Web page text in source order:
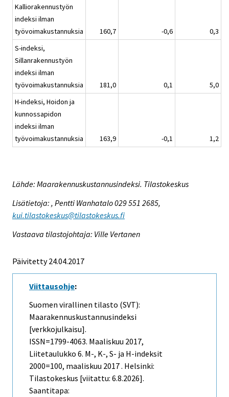
Kalliorakennustyön
indeksi ilman
työvoimakustannuksia
160,7 -0,6
0,3
S-indeksi,
Sillanrakennustyön
indeksi ilman
työvoimakustannuksia
181,0 0,1
5,0
H-indeksi, Hoidon ja
kunnossapidon
indeksi ilman
työvoimakustannuksia
163,9 -0,1 1,2
Lähde: Maarakennuskustannusindeksi. Tilastokeskus
Lisätietoja: , Pentti Wanhatalo 029 551 2685,
kui.tilastokeskus@tilastokeskus.fi
Vastaava tilastojohtaja: Ville Vertanen
Päivitetty 24.04.2017
Viittausohje:
Suomen virallinen tilasto (SVT):
Maarakennuskustannusindeksi
[verkkojulkaisu].
ISSN=1799-4063. Maaliskuu 2017,
Liitetaulukko 6. M-, K-, S- ja H-indeksit
2000=100, maaliskuu 2017 . Helsinki:
Tilastokeskus [viitattu: 6.8.2026].
Saantitapa: